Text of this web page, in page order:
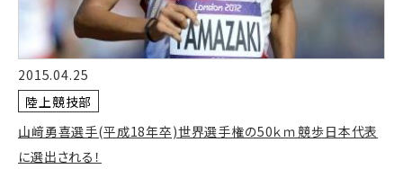
2015.04.25
陸上競技部
山﨑勇喜選手(平成18年卒)世界選手権の50ｋｍ競歩日本代表
に選出される！